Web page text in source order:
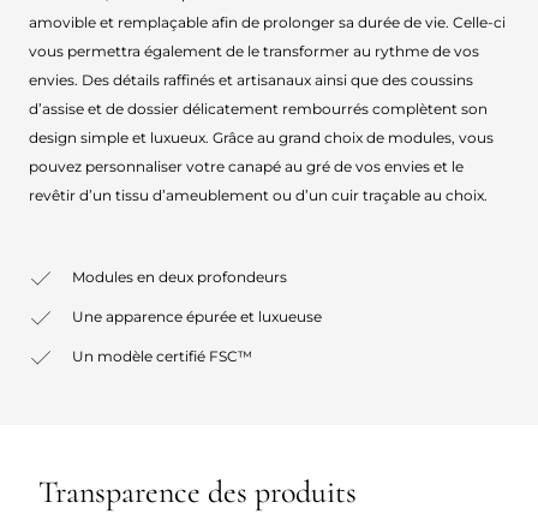
amovible et remplaçable afin de prolonger sa durée de vie. Celle-ci
vous permettra également de le transformer au rythme de vos
envies. Des détails raffinés et artisanaux ainsi que des coussins
d’assise et de dossier délicatement rembourrés complètent son
design simple et luxueux. Grâce au grand choix de modules, vous
pouvez personnaliser votre canapé au gré de vos envies et le
revêtir d’un tissu d’ameublement ou d’un cuir traçable au choix.
Modules en deux profondeurs
Une apparence épurée et luxueuse
Un modèle certifié FSC™
Transparence des produits